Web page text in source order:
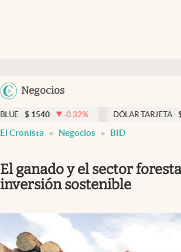
Negocios
Members
Economía y Política
Finanzas y Mercados
Negocios
Otras secciones
Apertura
-0.32% DÓLAR TARJETA $ 1976
El Cronista Negocios BID
El ganado y el sector
inversión sostenible